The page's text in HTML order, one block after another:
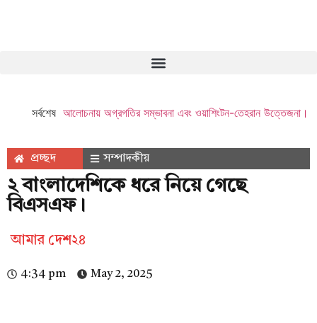
সর্বশেষ আলোচনায় অগ্রগতির সম্ভাবনা এবং ওয়াশিংটন-তেহরান উত্তেজনা।
প্রচ্ছদ সম্পাদকীয়
২ বাংলাদেশিকে ধরে নিয়ে গেছে
বিএসএফ।
আমার দেশ২৪
4:34 pm May 2, 2025